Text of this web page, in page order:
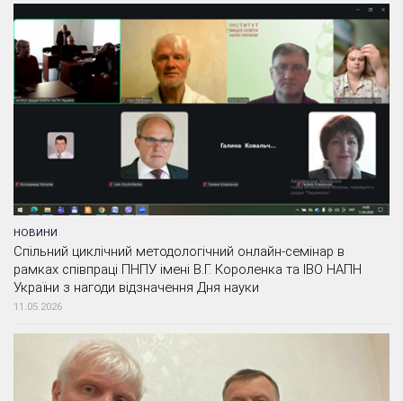
НОВИНИ
Спільний циклічний методологічний онлайн-семінар в
рамках співпраці ПНПУ імені В.Г. Короленка та ІВО НАПН
України з нагоди відзначення Дня науки
11.05.2026